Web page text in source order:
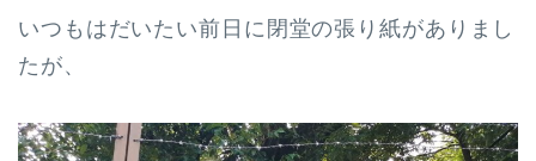
いつもはだいたい前日に閉堂の張り紙がありまし
たが、